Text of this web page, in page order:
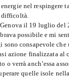
nel respingere
difficoltà.
il 19 luglio del
possibile e mi
consapevole che
azione finalizzata al
o verrà anch’essa
quelle isole